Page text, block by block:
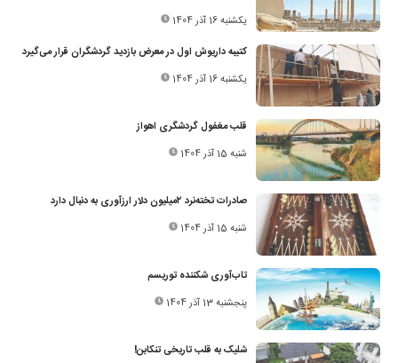
یکشنبه 16 آذر 1404
کتیبه داریوش اول در معرض بازدید گردشگران قرار می‌گیرد
یکشنبه 16 آذر 1404
قلب مغفول گردشگری اهواز
شنبه 15 آذر 1404
صادرات تخته‌نرد ۲‌میلیون دلار ارزآوری به دنبال دارد
شنبه 15 آذر 1404
تاب‌آوری شکننده توریسم
پنجشنبه 13 آذر 1404
شلیک به قلب تاریخی تنکابن!